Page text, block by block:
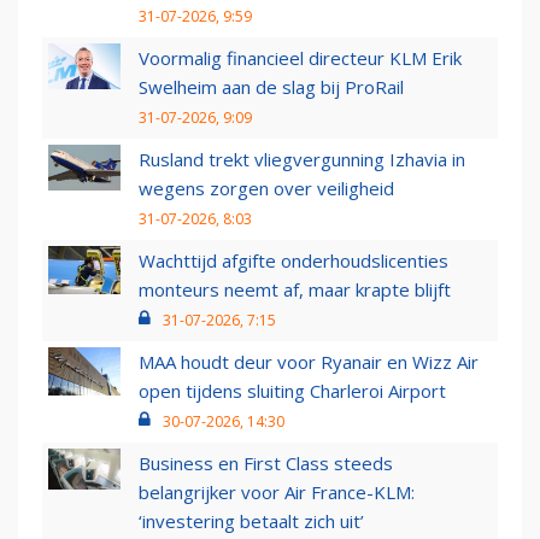
31-07-2026, 9:59
Voormalig financieel directeur KLM Erik
Swelheim aan de slag bij ProRail
31-07-2026, 9:09
Rusland trekt vliegvergunning Izhavia in
wegens zorgen over veiligheid
31-07-2026, 8:03
Wachttijd afgifte onderhoudslicenties
monteurs neemt af, maar krapte blijft
31-07-2026, 7:15
MAA houdt deur voor Ryanair en Wizz Air
open tijdens sluiting Charleroi Airport
30-07-2026, 14:30
Business en First Class steeds
belangrijker voor Air France-KLM:
‘investering betaalt zich uit’